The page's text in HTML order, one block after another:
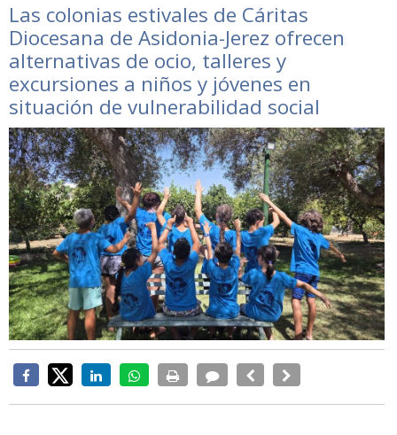
Las colonias estivales de Cáritas
Diocesana de Asidonia-Jerez ofrecen
alternativas de ocio, talleres y
excursiones a niños y jóvenes en
situación de vulnerabilidad social